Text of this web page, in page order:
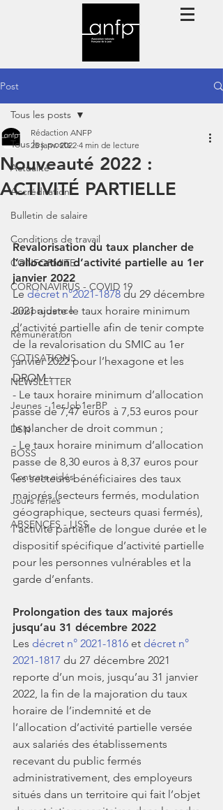
Post
Tous les posts
Actualité
Accréditation
Bulletin de salaire
Conditions de travail
CONFORMITE
CORONAVIRUS - COVID 19
Jurisprudence
Rémunération
COTISATIONS
NEWSLETTER
Jeunes - 1erJob1erBP
DSN
BOSS
Contrats aidés
Jours fériés
ABSENCES - IJSS
Tous les posts
Nouveauté 2022 :
ACTIVITÉ PARTIELLE
Rédaction ANFP
25 janv. 2022 4 min de lecture
Revalorisation du taux plancher de
l’allocation d’activité partielle au 1er
janvier 2022
Le décret n°2021-1878 du 29 décembre
2021 ajuste le taux horaire minimum
d’activité partielle afin de tenir compte
de la revalorisation du SMIC au 1er
janvier 2022 pour l’hexagone et les
DROM :
- Le taux horaire minimum d’allocation
passe de 7,47 euros à 7,53 euros pour
le plancher de droit commun ;
- Le taux horaire minimum d’allocation
passe de 8,30 euros à 8,37 euros pour
les secteurs bénéficiaires des taux
majorés (secteurs fermés, modulation
géographique, secteurs quasi fermés),
l’activité partielle de longue durée et le
dispositif spécifique d’activité partielle
pour les personnes vulnérables et la
garde d’enfants.
Prolongation des taux majorés
jusqu’au 31 décembre 2022
Les décret n° 2021-1816 et décret n°
2021-1817 du 27 décembre 2021
reporte d’un mois, jusqu’au 31 janvier
2022, la fin de la majoration du taux
horaire de l’indemnité et de
l’allocation d’activité partielle versée
aux salariés des établissements
recevant du public fermés
administrativement, des employeurs
situés dans un territoire qui fait l’objet